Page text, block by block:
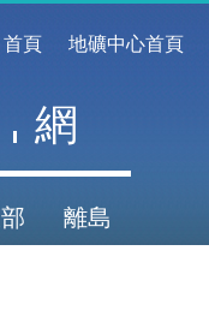
首頁 地礦中心首頁
網
離島